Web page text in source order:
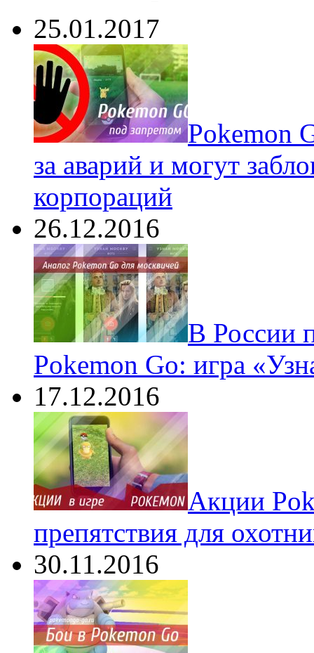
25.01.2017
Pokеmon
за аварий и могут
корпораций
26.12.2016
В России
Pokemon Go: игра
17.12.2016
Акции
препятствия для
30.11.2016